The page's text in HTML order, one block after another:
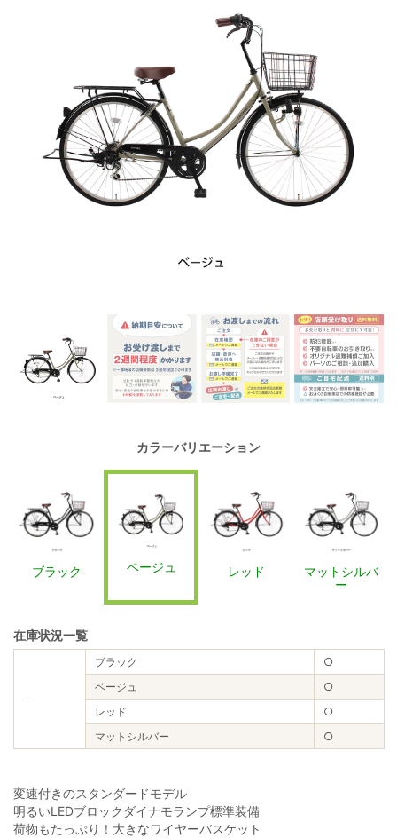
カラーバリエーション
ブラック ベージュ レッド
マットシルバ
ー
在庫状況一覧
－
ブラック
○
ベージュ
○
レッド
○
マットシルバー
○
変速付きのスタンダードモデル
明るいLEDブロックダイナモランプ標準装備
荷物もたっぷり！大きなワイヤーバスケット